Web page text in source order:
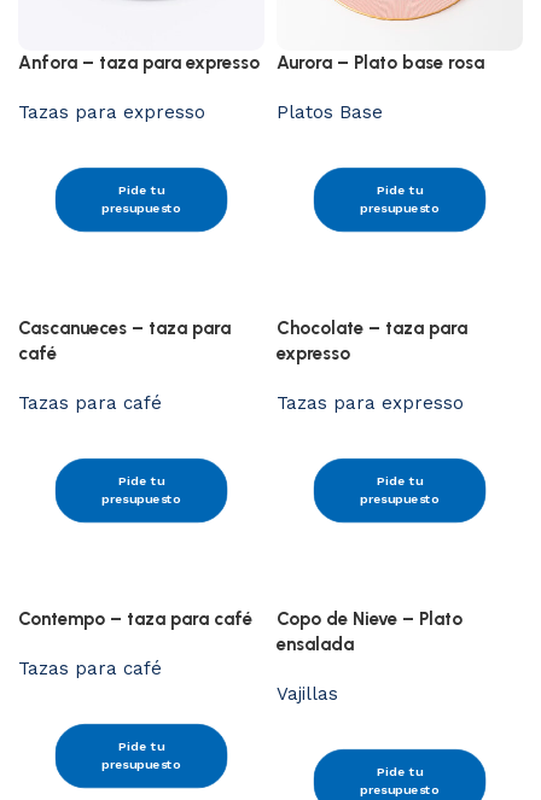
Anfora – taza para expresso
Tazas para expresso
Pide tu
presupuesto
Aurora – Plato base rosa
Platos Base
Pide tu
presupuesto
Cascanueces – taza para
café
Tazas para café
Pide tu
presupuesto
Chocolate – taza para
expresso
Tazas para expresso
Pide tu
presupuesto
Contempo – taza para café
Tazas para café
Pide tu
presupuesto
Copo de Nieve – Plato
ensalada
Vajillas
Pide tu
presupuesto